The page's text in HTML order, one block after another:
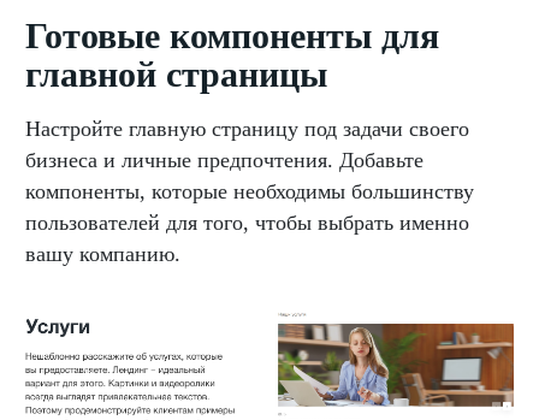
Готовые компоненты для
главной страницы
Настройте главную страницу под задачи своего
бизнеса и личные предпочтения. Добавьте
компоненты, которые необходимы большинству
пользователей для того, чтобы выбрать именно
вашу компанию.